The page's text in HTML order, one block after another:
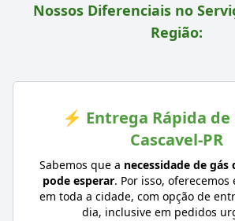
Nossos Diferenciais no
Região:
⚡ Entrega Rápida de
Cascavel-PR
Sabemos que a necessidade de gás
pode esperar. Por isso, oferecemos
em toda a cidade, com opção de
dia, inclusive em pedidos